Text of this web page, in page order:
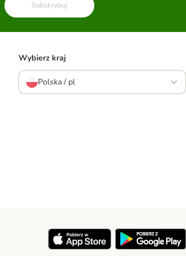
Subskrybuj
Wybierz kraj
Polska / pl